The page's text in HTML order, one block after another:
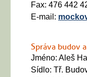
Fax: 476 442
E-mail:
Správa budov
Jméno: Aleš
Sídlo: Tř.